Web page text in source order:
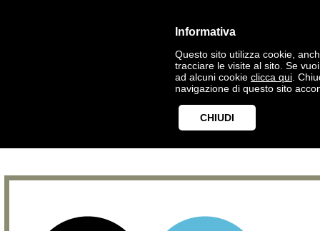
Informativa
Questo sito utilizza cookie,
tracciare le visite al sito. Se
ad alcuni cookie clicca qui .
navigazione di questo sito
CHIUDI